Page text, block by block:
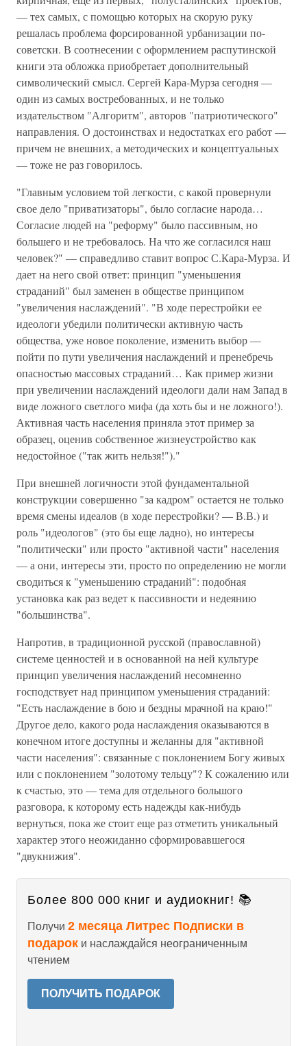
— тех самых, с помощью которых на скорую руку
решалась проблема форсированной урбанизации по-
советски. В соотнесении с оформлением распутинской
книги эта обложка приобретает дополнительный
символический смысл. Сергей Кара-Мурза сегодня —
один из самых востребованных, и не только
издательством "Алгоритм", авторов "патриотического"
направления. О достоинствах и недостатках его работ —
причем не внешних, а методических и концептуальных
— тоже не раз говорилось.
"Главным условием той легкости, с какой провернули
свое дело "приватизаторы", было согласие народа…
Согласие людей на "реформу" было пассивным, но
большего и не требовалось. На что же согласился наш
человек?" — справедливо ставит вопрос С.Кара-Мурза. И
дает на него свой ответ: принцип "уменьшения
страданий" был заменен в обществе принципом
"увеличения наслаждений". "В ходе перестройки ее
идеологи убедили политически активную часть
общества, уже новое поколение, изменить выбор —
пойти по пути увеличения наслаждений и пренебречь
опасностью массовых страданий… Как пример жизни
при увеличении наслаждений идеологи дали нам Запад в
виде ложного светлого мифа (да хоть бы и не ложного!).
Активная часть населения приняла этот пример за
образец, оценив собственное жизнеустройство как
недостойное ("так жить нельзя!")."
При внешней логичности этой фундаментальной
конструкции совершенно "за кадром" остается не только
время смены идеалов (в ходе перестройки? — В.В.) и
роль "идеологов" (это бы еще ладно), но интересы
"политически" или просто "активной части" населения
— а они, интересы эти, просто по определению не могли
сводиться к "уменьшению страданий": подобная
установка как раз ведет к пассивности и недеянию
"большинства".
Напротив, в традиционной русской (православной)
системе ценностей и в основанной на ней культуре
принцип увеличения наслаждений несомненно
господствует над принципом уменьшения страданий:
"Есть наслаждение в бою и бездны мрачной на краю!"
Другое дело, какого рода наслаждения оказываются в
конечном итоге доступны и желанны для "активной
части населения": связанные с поклонением Богу живых
или с поклонением "золотому тельцу"? К сожалению или
к счастью, это — тема для отдельного большого
разговора, к которому есть надежды как-нибудь
вернуться, пока же стоит еще раз отметить уникальный
характер этого неожиданно сформировавшегося
"двукнижия".
Более 800 000 книг и аудиокниг! 📚
Получи 2 месяца Литрес Подписки в
подарок и наслаждайся неограниченным
чтением
ПОЛУЧИТЬ ПОДАРОК